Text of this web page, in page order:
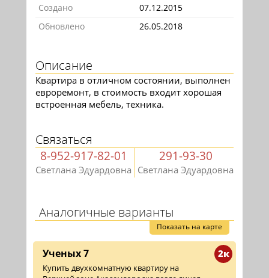
Создано
07.12.2015
Обновлено
26.05.2018
Описание
Квартира в отличном состоянии, выполнен
евроремонт, в стоимость входит хорошая
встроенная мебель, техника.
Связаться
8-952-917-82-01
Светлана Эдуардовна
291-93-30
Светлана Эдуардовна
Аналогичные варианты
Показать на карте
2к
Ученых 7
Купить двухкомнатную квартиру на